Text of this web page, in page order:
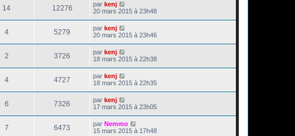
14 12276 par kenj
20 mars 2015 à 23h48
4 5279 par kenj
20 mars 2015 à 23h46
2 3726 par kenj
18 mars 2015 à 22h38
4 4727 par kenj
18 mars 2015 à 22h35
6 7326 par kenj
17 mars 2015 à 23h05
7 6473 par Nemmo
15 mars 2015 à 17h48